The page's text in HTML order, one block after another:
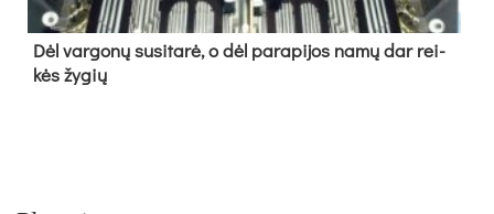
Dėl var­go­nų su­si­ta­rė, o dėl pa­ra­pi­jos na­mų dar rei­
kės žy­gių